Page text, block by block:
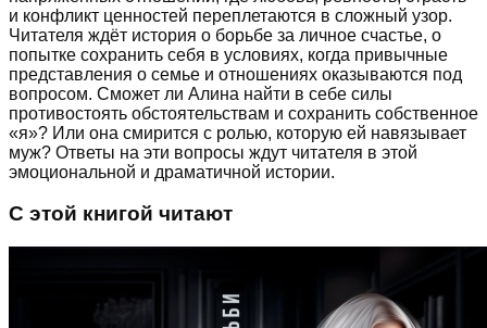
и конфликт ценностей переплетаются в сложный узор.
Читателя ждёт история о борьбе за личное счастье, о
попытке сохранить себя в условиях, когда привычные
представления о семье и отношениях оказываются под
вопросом. Сможет ли Алина найти в себе силы
противостоять обстоятельствам и сохранить собственное
«я»? Или она смирится с ролью, которую ей навязывает
муж? Ответы на эти вопросы ждут читателя в этой
эмоциональной и драматичной истории.
С этой книгой читают